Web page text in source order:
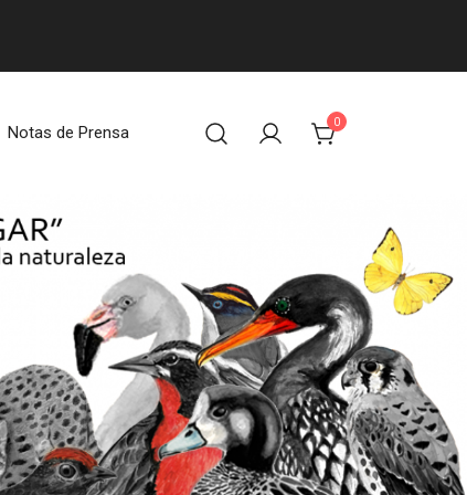
Notas de Prensa
0